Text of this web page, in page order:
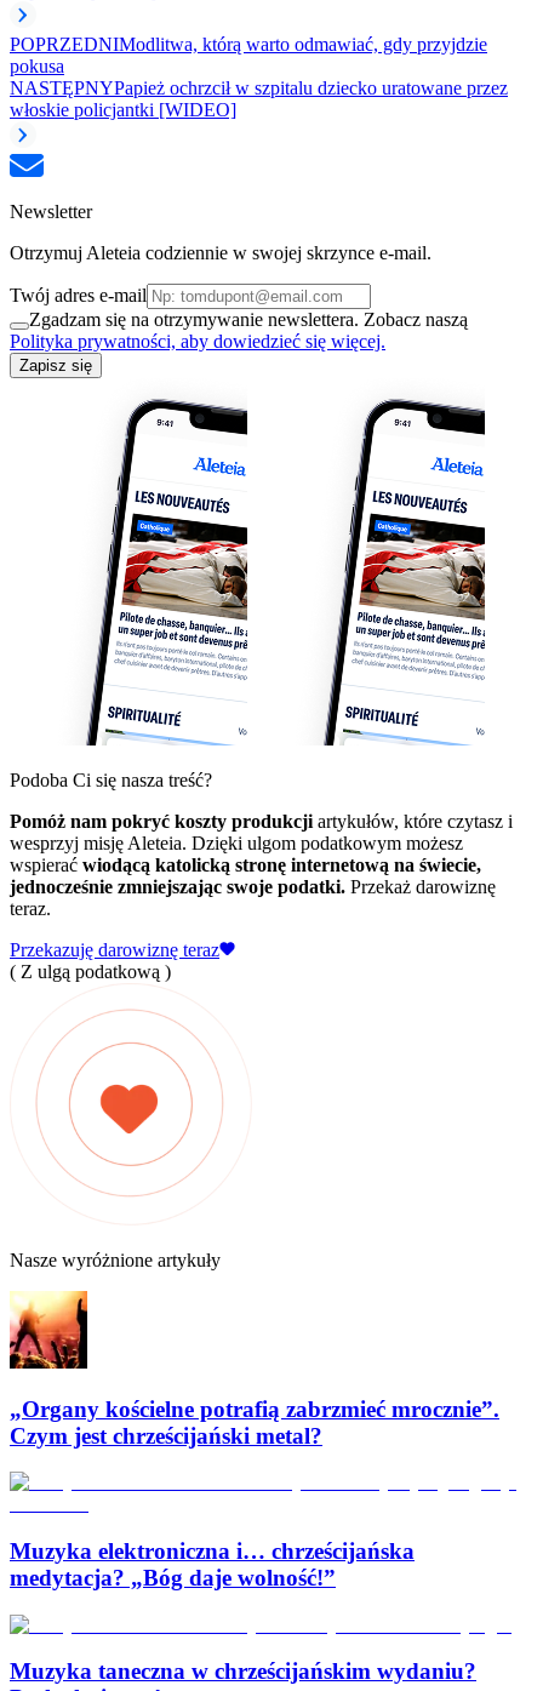
POPRZEDNIModlitwa, którą warto odmawiać, gdy przyjdzie
pokusa
NASTĘPNYPapież ochrzcił w szpitalu dziecko uratowane przez
włoskie policjantki [WIDEO]
Newsletter
Otrzymuj Aleteia codziennie w swojej skrzynce e-mail.
Twój adres e-mail
Zgadzam się na otrzymywanie newslettera. Zobacz naszą
Polityka prywatności, aby dowiedzieć się więcej.
Zapisz się
Podoba Ci się nasza treść?
Pomóż nam pokryć koszty produkcji artykułów, które czytasz i
wesprzyj misję Aleteia. Dzięki ulgom podatkowym możesz
wspierać wiodącą katolicką stronę internetową na świecie,
jednocześnie zmniejszając swoje podatki. Przekaż darowiznę
teraz.
Przekazuję darowiznę teraz
( Z ulgą podatkową )
Nasze wyróżnione artykuły
„Organy kościelne potrafią zabrzmieć mrocznie”.
Czym jest chrześcijański metal?
Muzyka elektroniczna i… chrześcijańska
medytacja? „Bóg daje wolność!”
Muzyka taneczna w chrześcijańskim wydaniu?